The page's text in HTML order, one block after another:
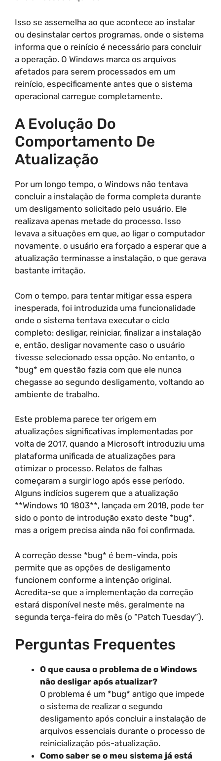
Isso se assemelha ao que acontece ao instalar
ou desinstalar certos programas, onde o sistema
informa que o reinício é necessário para concluir
a operação. O Windows marca os arquivos
afetados para serem processados em um
reinício, especificamente antes que o sistema
operacional carregue completamente.
A Evolução Do
Comportamento De
Atualização
Por um longo tempo, o Windows não tentava
concluir a instalação de forma completa durante
um desligamento solicitado pelo usuário. Ele
realizava apenas metade do processo. Isso
levava a situações em que, ao ligar o computador
novamente, o usuário era forçado a esperar que a
atualização terminasse a instalação, o que gerava
bastante irritação.
Com o tempo, para tentar mitigar essa espera
inesperada, foi introduzida uma funcionalidade
onde o sistema tentava executar o ciclo
completo: desligar, reiniciar, finalizar a instalação
e, então, desligar novamente caso o usuário
tivesse selecionado essa opção. No entanto, o
*bug* em questão fazia com que ele nunca
chegasse ao segundo desligamento, voltando ao
ambiente de trabalho.
Este problema parece ter origem em
atualizações significativas implementadas por
volta de 2017, quando a Microsoft introduziu uma
plataforma unificada de atualizações para
otimizar o processo. Relatos de falhas
começaram a surgir logo após esse período.
Alguns indícios sugerem que a atualização
**Windows 10 1803**, lançada em 2018, pode ter
sido o ponto de introdução exato deste *bug*,
mas a origem precisa ainda não foi confirmada.
A correção desse *bug* é bem-vinda, pois
permite que as opções de desligamento
funcionem conforme a intenção original.
Acredita-se que a implementação da correção
estará disponível neste mês, geralmente na
segunda terça-feira do mês (o “Patch Tuesday”).
Perguntas Frequentes
O que causa o problema de o Windows
não desligar após atualizar?
O problema é um *bug* antigo que impede
o sistema de realizar o segundo
desligamento após concluir a instalação de
arquivos essenciais durante o processo de
reinicialização pós-atualização.
Como saber se o meu sistema já está